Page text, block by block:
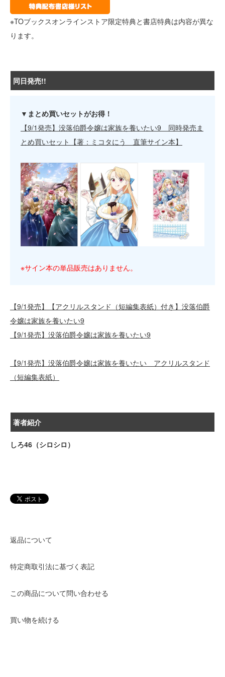
※TOブックスオンラインストア限定特典と書店特典は内容が異な
ります。
同日発売!!
▼まとめ買いセットがお得！
【9/1発売】没落伯爵令嬢は家族を養いたい9 同時発売ま
とめ買いセット【著：ミコタにう 直筆サイン本】
※サイン本の単品販売はありません。
【9/1発売】【アクリルスタンド（短編集表紙）付き】没落伯爵
令嬢は家族を養いたい9
【9/1発売】没落伯爵令嬢は家族を養いたい9
【9/1発売】没落伯爵令嬢は家族を養いたい アクリルスタンド
（短編集表紙）
著者紹介
しろ46（シロシロ）
返品について
特定商取引法に基づく表記
この商品について問い合わせる
買い物を続ける